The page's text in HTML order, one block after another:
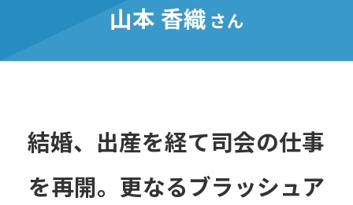
山本 香織 さん
結婚、出産を経て司会の仕事
を再開。更なるブラッシュア